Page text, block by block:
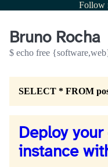
Follow
Bruno Rocha
$ echo free
SELECT * FROM
Deploy
instance